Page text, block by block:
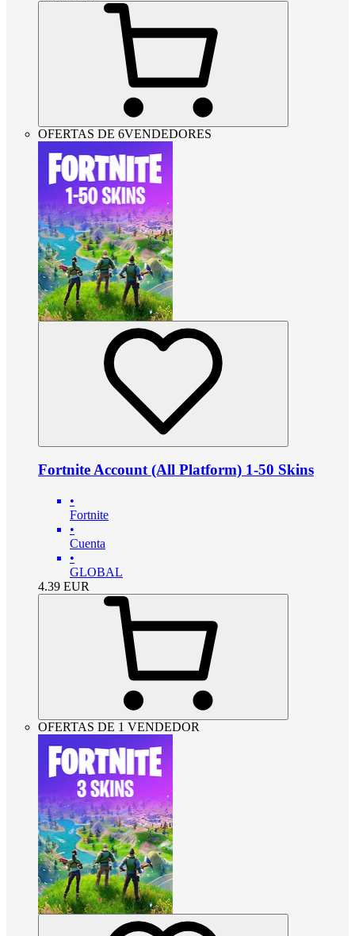
OFERTAS DE 6VENDEDORES
Fortnite Account (All Platform) 1-50 Skins
•
Fortnite
•
Cuenta
•
GLOBAL
4.39 EUR
OFERTAS DE 1 VENDEDOR